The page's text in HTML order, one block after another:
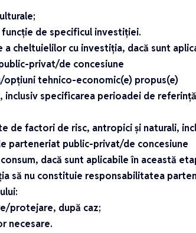
de specificul investiției.
cheltuielilor cu investiția, dacă sunt
privat/de concesiune
tehnico-economic(e) propus(e)
inclusiv specificarea perioadei de
de factori de risc, antropici și naturali,
parteneriat public-privat/de concesiune
dacă sunt aplicabile în această
să nu constituie responsabilitatea
protejare, după caz;
necesare.